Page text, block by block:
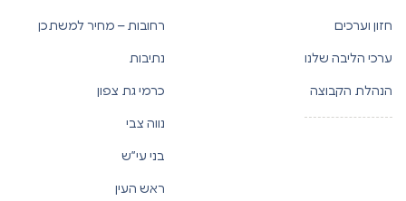
חזון וערכים
ערכי הליבה שלנו
הנהלת הקבוצה
רחובות – מחיר למשתכן
נתיבות
כרמי גת צפון
נווה צבי
בני עי”ש
ראש העין